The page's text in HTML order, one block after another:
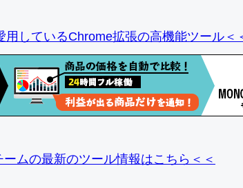
用しているChrome拡張の高機能ツール＜
ムの最新のツール情報はこちら＜＜